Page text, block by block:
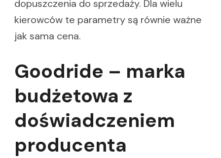
dopuszczenia do sprzedaży. Dla wielu
kierowców te parametry są równie ważne
jak sama cena.
Goodride – marka
budżetowa z
doświadczeniem
producenta